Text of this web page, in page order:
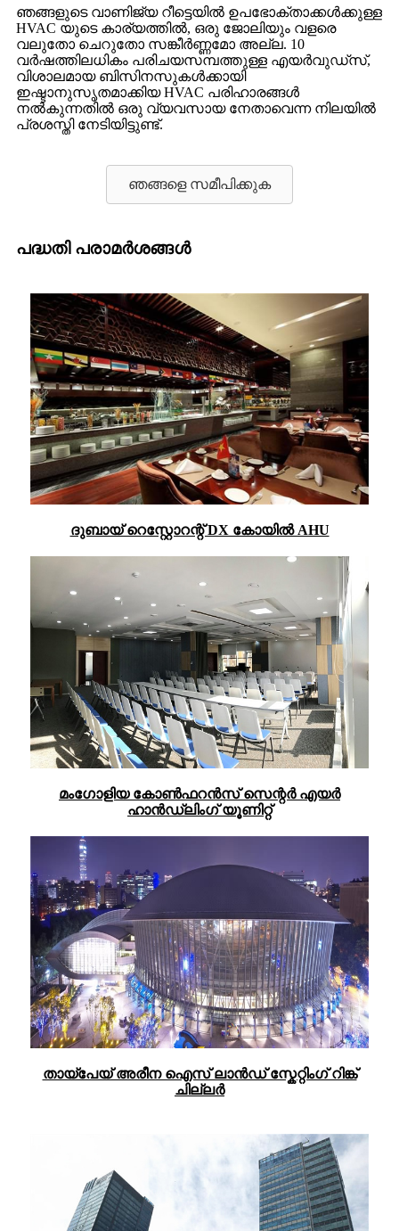
ഞങ്ങളുടെ വാണിജ്യ റീട്ടെയിൽ ഉപഭോക്താക്കൾക്കുള്ള
HVAC യുടെ കാര്യത്തിൽ, ഒരു ജോലിയും വളരെ
വലുതോ ചെറുതോ സങ്കീർണ്ണമോ അല്ല. 10
വർഷത്തിലധികം പരിചയസമ്പത്തുള്ള എയർവുഡ്‌സ്,
വിശാലമായ ബിസിനസുകൾക്കായി
ഇഷ്ടാനുസൃതമാക്കിയ HVAC പരിഹാരങ്ങൾ
നൽകുന്നതിൽ ഒരു വ്യവസായ നേതാവെന്ന നിലയിൽ
പ്രശസ്തി നേടിയിട്ടുണ്ട്.
ഞങ്ങളെ സമീപിക്കുക
പദ്ധതി പരാമർശങ്ങൾ
ദുബായ് റെസ്റ്റോറന്റ് DX കോയിൽ AHU
മംഗോളിയ കോൺഫറൻസ് സെന്റർ എയർ
ഹാൻഡ്‌ലിംഗ് യൂണിറ്റ്
തായ്‌പേയ് അരീന ഐസ് ലാൻഡ് സ്കേറ്റിംഗ് റിങ്ക്
ചില്ലർ